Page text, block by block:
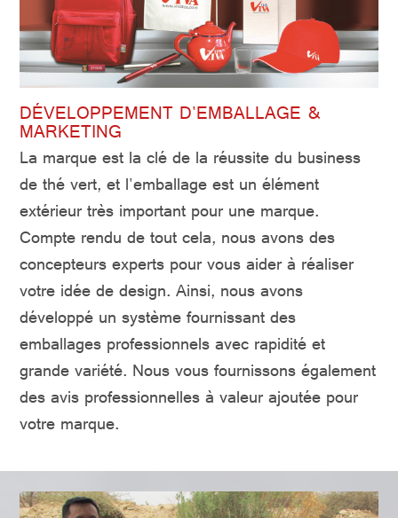
DÉVELOPPEMENT D'EMBALLAGE &
MARKETING
La marque est la clé de la réussite du business
de thé vert, et l'emballage est un élément
extérieur très important pour une marque.
Compte rendu de tout cela, nous avons des
concepteurs experts pour vous aider à réaliser
votre idée de design. Ainsi, nous avons
développé un système fournissant des
emballages professionnels avec rapidité et
grande variété. Nous vous fournissons également
des avis professionnelles à valeur ajoutée pour
votre marque.